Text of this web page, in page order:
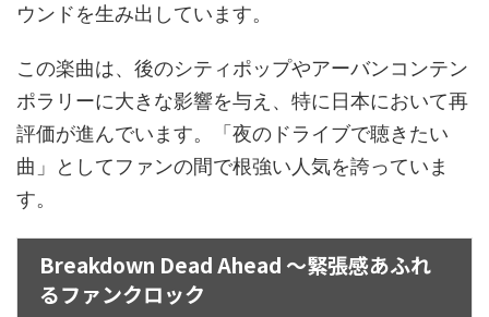
ウンドを生み出しています。
この楽曲は、後のシティポップやアーバンコンテン
ポラリーに大きな影響を与え、特に日本において再
評価が進んでいます。「夜のドライブで聴きたい
曲」としてファンの間で根強い人気を誇っていま
す。
Breakdown Dead Ahead ～緊張感あふれ
るファンクロック